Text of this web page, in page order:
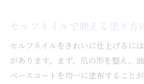
セルフネイルで映える塗り方
セルフネイルをきれいに仕上げるに
があります。まず、爪の形を整え、油
ベースコートを均一に塗布すること